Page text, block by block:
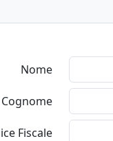
Nome
Cognome
Fiscale